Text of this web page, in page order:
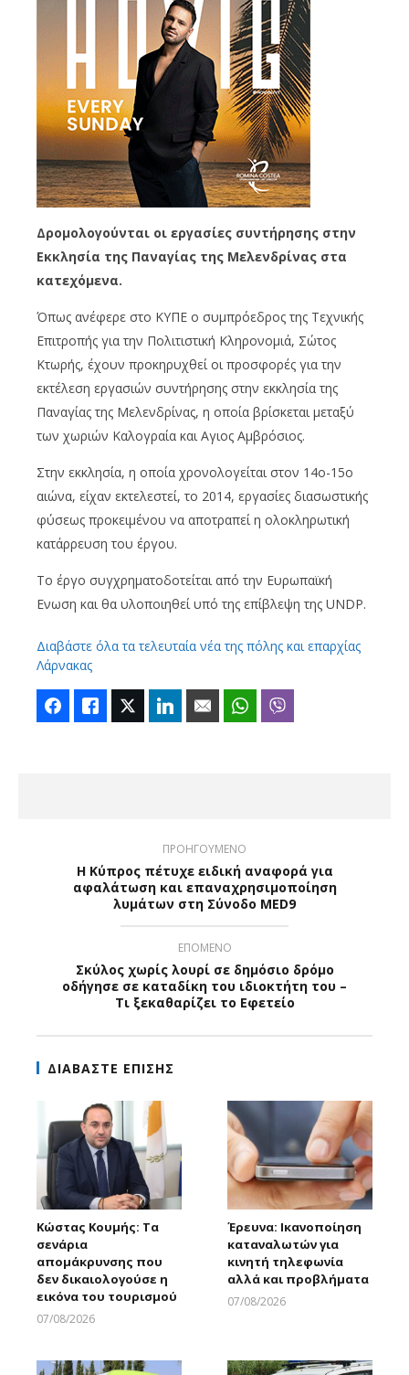
Δρομολογούνται οι εργασίες συντήρησης στην
Εκκλησία της Παναγίας της Μελενδρίνας στα
κατεχόμενα.
Όπως ανέφερε στο ΚΥΠΕ ο συμπρόεδρος της Τεχνικής
Επιτροπής για την Πολιτιστική Κληρονομιά, Σώτος
Κτωρής, έχουν προκηρυχθεί οι προσφορές για την
εκτέλεση εργασιών συντήρησης στην εκκλησία της
Παναγίας της Μελενδρίνας, η οποία βρίσκεται μεταξύ
των χωριών Καλογραία και Αγιος Αμβρόσιος.
Στην εκκλησία, η οποία χρονολογείται στον 14ο-15ο
αιώνα, είχαν εκτελεστεί, το 2014, εργασίες διασωστικής
φύσεως προκειμένου να αποτραπεί η ολοκληρωτική
κατάρρευση του έργου.
Το έργο συγχρηματοδοτείται από την Ευρωπαϊκή
Ενωση και θα υλοποιηθεί υπό της επίβλεψη της UNDP.
Διαβάστε όλα τα τελευταία νέα της πόλης και επαρχίας
Λάρνακας
FacebookLike Twitter LinkedIn Email WhatsApp
ΠΡΟΗΓΟΥΜΕΝΟ
Η Κύπρος πέτυχε ειδική αναφορά για
αφαλάτωση και επαναχρησιμοποίηση
λυμάτων στη Σύνοδο MED9
ΕΠΟΜΕΝΟ
Σκύλος χωρίς λουρί σε δημόσιο δρόμο
οδήγησε σε καταδίκη του ιδιοκτήτη του –
Τι ξεκαθαρίζει το Εφετείο
ΔΙΑΒΑΣΤΕ ΕΠΙΣΗΣ
Κώστας Κουμής: Τα
σενάρια
απομάκρυνσης που
δεν δικαιολογούσε η
εικόνα του τουρισμού
07/08/2026
Έρευνα: Ικανοποίηση
καταναλωτών για
κινητή τηλεφωνία
αλλά και προβλήματα
07/08/2026